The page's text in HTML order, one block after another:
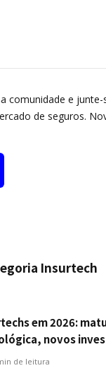
comunidade e junte-
de seguros.
Insurtech
em 2026:
novos
resiliência
de leitura